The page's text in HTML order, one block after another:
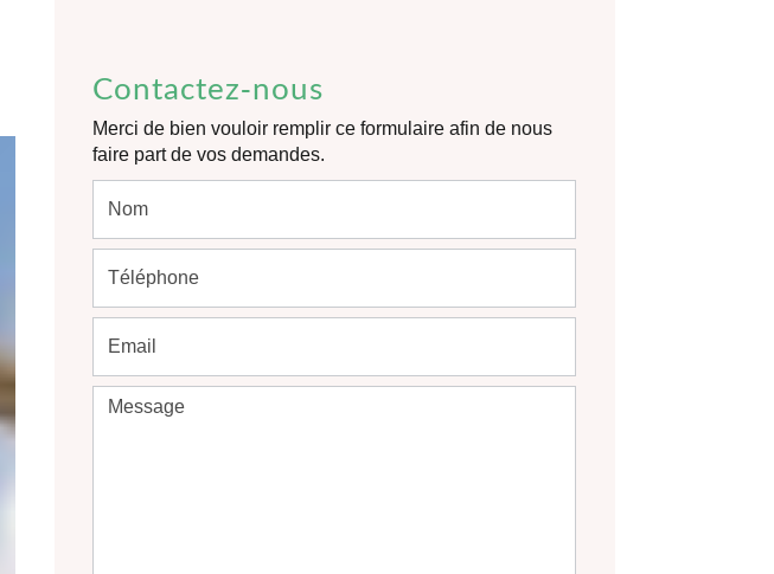
Contactez-nous
Merci de bien vouloir remplir ce formulaire afin de nous
faire part de vos demandes.